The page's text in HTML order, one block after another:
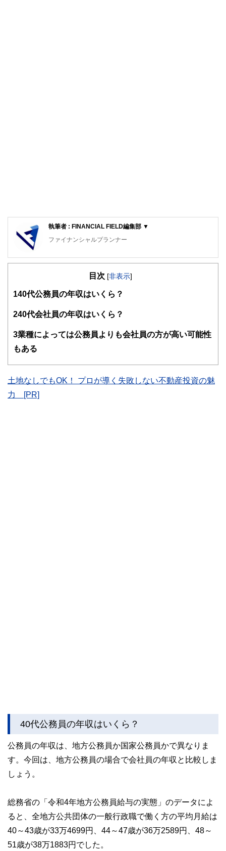
執筆者 : FINANCIAL FIELD編集部 ▼
ファイナンシャルプランナー
FinancialField編集部は、金融、経済に関する記事を、日々
知識がない方でも理解できるようわかりやすく発信していま
得者を中心に「お金や暮らし」に関する書籍・雑誌の編集経
験者で構成され、企画立案から記事掲載まですべての工程に
関わることで、読者目線のコンテンツを追求しています。
ドバイザー、DCプランナー、公認会計士、社会保険労務
ど150名以上の有資格者を執筆者・監修者として迎え、むず
目次 [非表示]
1 40代公務員の年収はいくら？
240代会社員の年収はいくら？
3業種によっては公務員よりも会社員の方が高い可能性
もある
土地なしでもOK！ プロが導く失敗しない不動産投資の魅
力 [PR]
40代公務員の年収はいくら？
公務員の年収は、地方公務員か国家公務員かで異なりま
す。今回は、地方公務員の場合で会社員の年収と比較しま
しょう。
総務省の「令和4年地方公務員給与の実態」のデータによ
ると、全地方公共団体の一般行政職で働く方の平均月給は
40～43歳が33万4699円、44～47歳が36万2589円、48～
51歳が38万1883円でした。